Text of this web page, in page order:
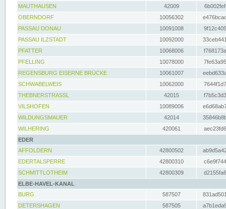
MAUTHAUSEN
42009
OBERNDORF
10056302
PASSAU DONAU
10091008
PASSAU ILZSTADT
10092000
PFATTER
10068006
PFELLING
10078000
REGENSBURG EISERNE BRÜCKE
10061007
SCHWABELWEIS
10062000
THEBNERSTRASSL
42015
VILSHOFEN
10089006
WILDUNGSMAUER
42014
WILHERING
420061
EDER
AFFOLDERN
42800502
EDERTALSPERRE
42800310
SCHMITTLOTHEIM
42800309
ELBE-HAVEL-KANAL
BURG
587507
DETERSHAGEN
587505